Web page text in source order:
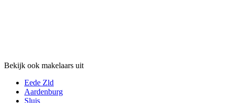
Bekijk ook makelaars uit
Eede Zld
Aardenburg
Sluis